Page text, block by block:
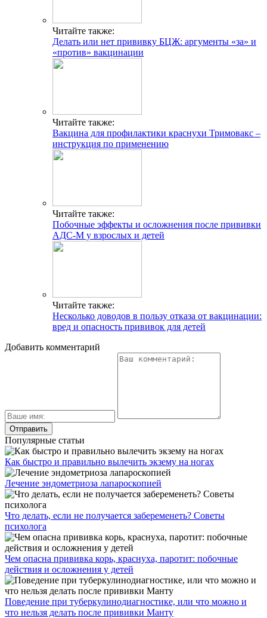
Читайте также:
Делать или нет прививку БЦЖ: аргументы «за» и
«против» вакцинации
Читайте также:
Вакцина для профилактики краснухи Тримовакс –
инструкция по применению
Читайте также:
Побочные эффекты и осложнения после прививки
АДС-М у взрослых и детей
Читайте также:
Несколько доводов в пользу отказа от вакцинации:
вред и опасность прививок для детей
Добавить комментарий
Популярные статьи
Как быстро и правильно вылечить экзему на ногах
Лечение эндометриоза лапароскопией
Что делать, если не получается забеременеть? Советы
психолога
Чем опасна прививка корь, краснуха, паротит: побочные
действия и осложнения у детей
Поведение при туберкулинодиагностике, или что можно и
что нельзя делать после прививки Манту